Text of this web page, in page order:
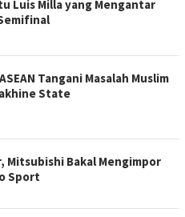
Luis Milla yang Mengantar
Tangani Masalah Muslim
State
Mitsubishi Bakal Mengimpor
Sport